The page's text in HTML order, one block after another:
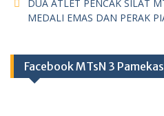
DUA ATLET PENCAK SILAT
MEDALI EMAS DAN PERAK
Facebook MTsN 3